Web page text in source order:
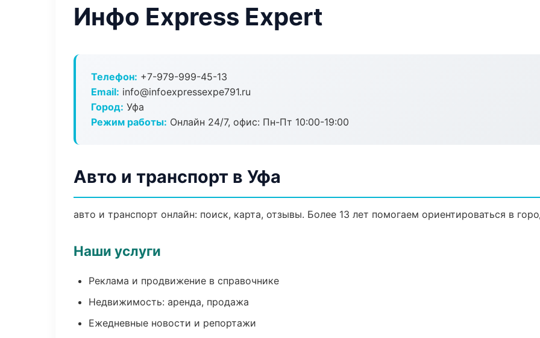
Инфо Express Expert
Телефон: +7-979-999-45-13
Email: info@infoexpressexpe791.ru
Город: Уфа
Режим работы: Онлайн 24/7, офис: Пн-Пт 10:00-19:00
Авто и транспорт в Уфа
авто и транспорт онлайн: поиск, карта, отзывы. Более 13 лет помогаем ориентироваться в
Наши услуги
Реклама и продвижение в справочнике
Недвижимость: аренда, продажа
Ежедневные новости и репортажи